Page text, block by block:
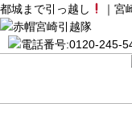
都城まで引っ越し ｜宮